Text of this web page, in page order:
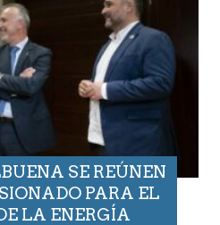
SE REÚNEN
PARA EL
LA ENERGÍA